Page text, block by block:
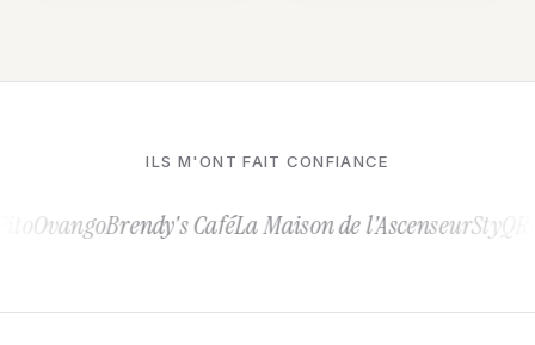
ILS M'ONT FAIT CONFIANCE
Brendy's CaféLa Maison de l'AscenseurStyQR